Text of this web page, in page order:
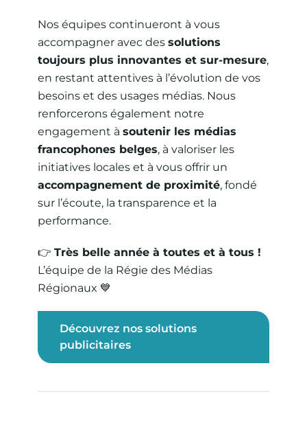
Nos équipes continueront à vous
accompagner avec des solutions
toujours plus innovantes et sur-mesure,
en restant attentives à l’évolution de vos
besoins et des usages médias. Nous
renforcerons également notre
engagement à soutenir les médias
francophones belges, à valoriser les
initiatives locales et à vous offrir un
accompagnement de proximité, fondé
sur l’écoute, la transparence et la
performance.
👉 Très belle année à toutes et à tous !
L’équipe de la Régie des Médias
Régionaux 💙
Découvrez nos solutions
publicitaires